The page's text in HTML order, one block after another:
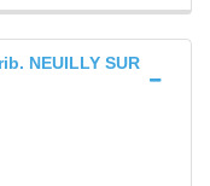
NEUILLY SUR